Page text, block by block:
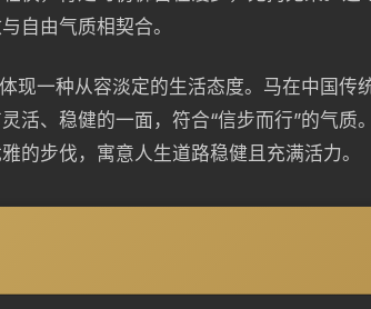
自由气质相契合。
现一种从容淡定的生活态度。马在中国传
活、稳健的一面，符合“信步而行”的气质
的步伐，寓意人生道路稳健且充满活力。